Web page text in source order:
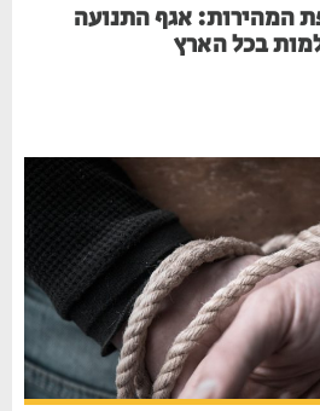
אגף התנועה
בכל הארץ